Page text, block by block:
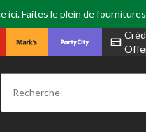
ici. Faites le plein de
Recherche